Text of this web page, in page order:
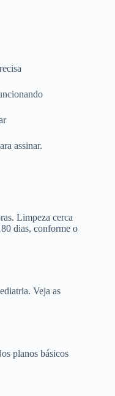
assinar.
Limpeza cerca
dias, conforme o
Veja as
planos básicos